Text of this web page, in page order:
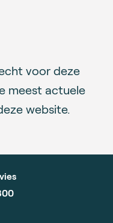
voor deze
meest actuele
website.